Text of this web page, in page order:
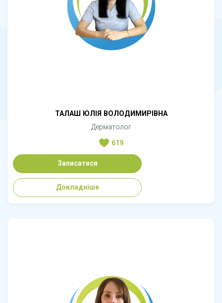
ТАЛАШ ЮЛІЯ ВОЛОДИМИРІВНА
Дерматолог
619
Записатися
Докладніше